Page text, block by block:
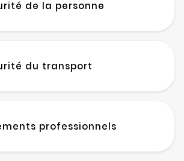
de la personne
du transport
professionnels